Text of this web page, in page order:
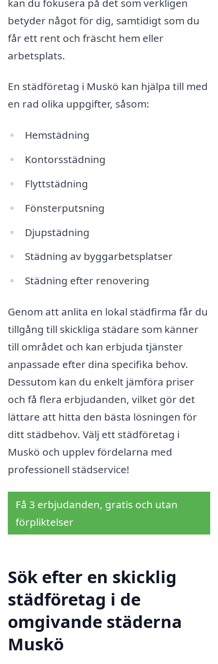
kan du fokusera på det som verkligen
betyder något för dig, samtidigt som du
får ett rent och fräscht hem eller
arbetsplats.
En städföretag i Muskö kan hjälpa till med
en rad olika uppgifter, såsom:
Hemstädning
Kontorsstädning
Flyttstädning
Fönsterputsning
Djupstädning
Städning av byggarbetsplatser
Städning efter renovering
Genom att anlita en lokal städfirma får du
tillgång till skickliga städare som känner
till området och kan erbjuda tjänster
anpassade efter dina specifika behov.
Dessutom kan du enkelt jämföra priser
och få flera erbjudanden, vilket gör det
lättare att hitta den bästa lösningen för
ditt städbehov. Välj ett städföretag i
Muskö och upplev fördelarna med
professionell städservice!
Få 3 erbjudanden, gratis och utan
förpliktelser
Sök efter en skicklig
städföretag i de
omgivande städerna
Muskö